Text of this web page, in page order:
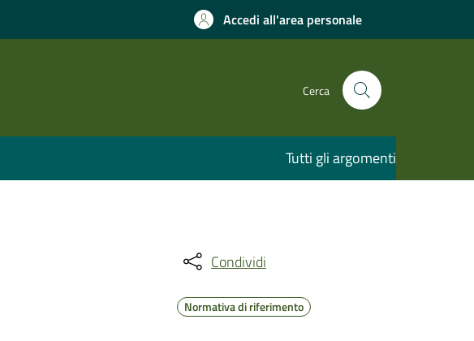
Accedi all'area personale
Cerca
Tutti gli argomenti
Condividi
Normativa di riferimento